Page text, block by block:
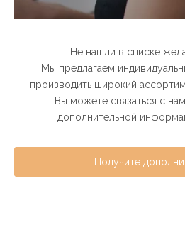
Не нашли в списке
Мы предлагаем
производить широкий
Вы можете связаться с
дополнительной
Получите